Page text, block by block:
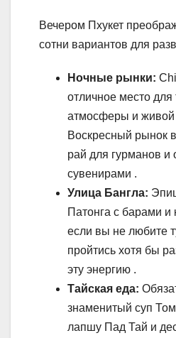
Вечером Пхукет
сотни вариантов для
Ночные рынки:
отличное место для
атмосферы и живой
Воскресный рынок
рай для гурманов и
сувенирами .
Улица Бангла:
Патонга с барами
если вы не любите
пройтись хотя бы
эту энергию .
Тайская еда:
знаменитый суп
лапшу Пад Тай и